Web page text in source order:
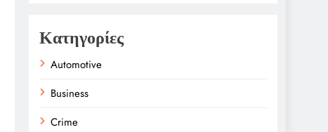
Κατηγορίες
Automotive
Business
Crime